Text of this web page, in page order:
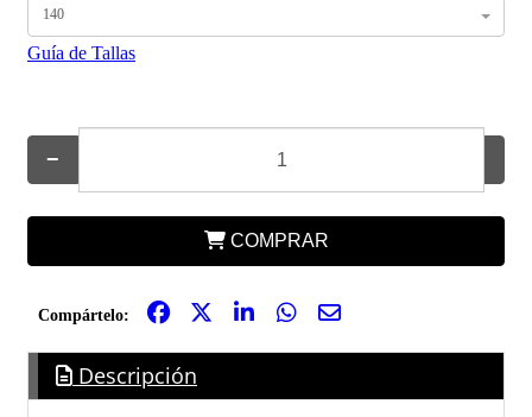
140
Guía de Tallas
−
COMPRAR
Compártelo:
Descripción